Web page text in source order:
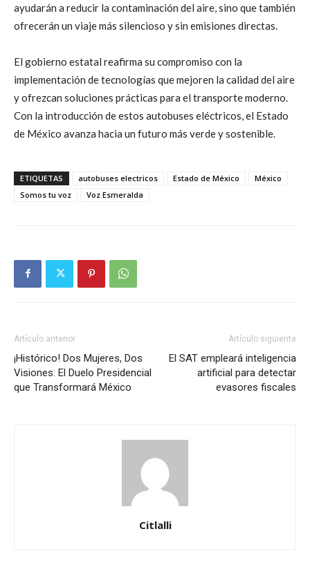
ayudarán a reducir la contaminación del aire, sino que también
ofrecerán un viaje más silencioso y sin emisiones directas.
El gobierno estatal reafirma su compromiso con la
implementación de tecnologías que mejoren la calidad del aire
y ofrezcan soluciones prácticas para el transporte moderno.
Con la introducción de estos autobuses eléctricos, el Estado
de México avanza hacia un futuro más verde y sostenible.
ETIQUETAS autobuses electricos Estado de México
México
Somos tu voz
Voz Esmeralda
Artículo anterior
¡Histórico! Dos Mujeres, Dos
Visiones: El Duelo Presidencial
que Transformará México
Artículo siguiente
El SAT empleará inteligencia
artificial para detectar
evasores fiscales
Citlalli